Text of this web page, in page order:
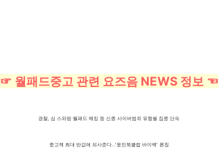
☞ 월패드중고 관련 요즈음 NEWS 정보 ☜
경찰, 심 스와핑·월패드 해킹 등 신종 사이버범죄 유형별 집중 단속
중고책 최대 반값에 되사준다…'웅진북클럽 바이백' 론칭